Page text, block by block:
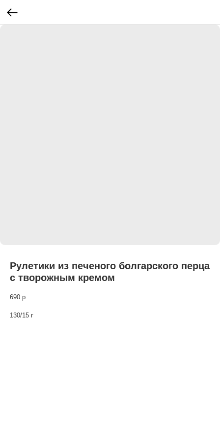
Рулетики из печеного болгарского перца
с творожным кремом
690 р.
130/15 г